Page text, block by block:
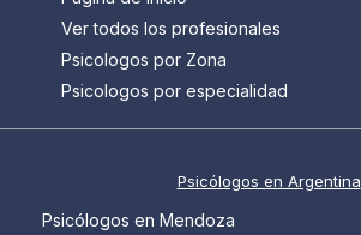
Ver todos los profesionales
Psicologos por Zona
Psicologos por especialidad
Psicólogos en Argentina
Psicólogos en Mendoza